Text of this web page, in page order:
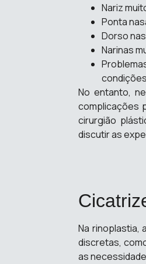
Nariz
Ponta
Dorso
Narinas
No entanto,
complicações
cirurgião
discutir as
Na rinoplastia,
discretas,
as